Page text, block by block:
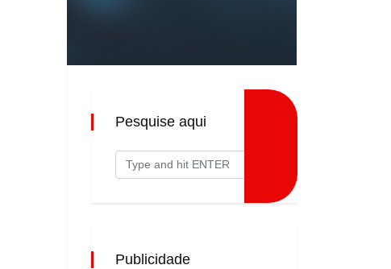
Pesquise aqui
Publicidade